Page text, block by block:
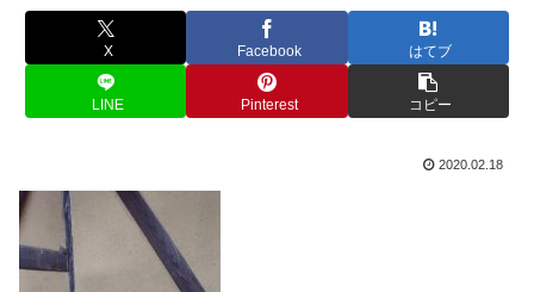
X Facebook はてブ
LINE Pinterest コピー
2020.02.18